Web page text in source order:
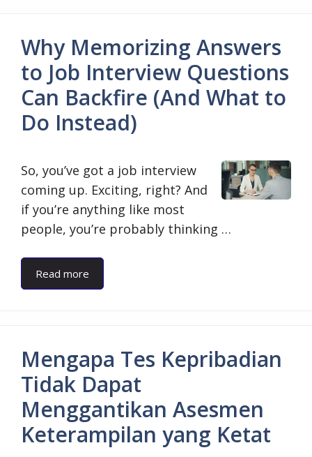
Why Memorizing Answers
to Job Interview Questions
Can Backfire (And What to
Do Instead)
So, you’ve got a job interview
coming up. Exciting, right? And
if you’re anything like most
people, you’re probably thinking …
Read more
Mengapa Tes Kepribadian
Tidak Dapat
Menggantikan Asesmen
Keterampilan yang Ketat